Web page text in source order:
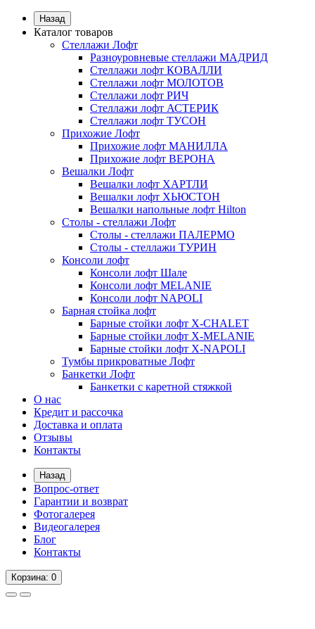
Назад
Каталог товаров
Стеллажи Лофт
Разноуровневые стеллажи МАДРИД
Стеллажи лофт КОВАЛЛИ
Стеллажи лофт МОЛОТОВ
Стеллажи лофт РИЧ
Стеллажи лофт АСТЕРИК
Стеллажи лофт ТУСОН
Прихожие Лофт
Прихожие лофт МАНИЛЛА
Прихожие лофт ВЕРОНА
Вешалки Лофт
Вешалки лофт ХАРТЛИ
Вешалки лофт ХЬЮСТОН
Вешалки напольные лофт Hilton
Столы - стеллажи Лофт
Столы - стеллажи ПАЛЕРМО
Столы - стеллажи ТУРИН
Консоли лофт
Консоли лофт Шале
Консоли лофт MELANIE
Консоли лофт NAPOLI
Барная стойка лофт
Барные стойки лофт X-CHALET
Барные стойки лофт X-MELANIE
Барные стойки лофт X-NAPOLI
Тумбы прикроватные Лофт
Банкетки Лофт
Банкетки с каретной стяжкой
О нас
Кредит и рассочка
Доставка и оплата
Отзывы
Контакты
Назад
Вопрос-ответ
Гарантии и возврат
Фотогалерея
Видеогалерея
Блог
Контакты
Корзина: 0